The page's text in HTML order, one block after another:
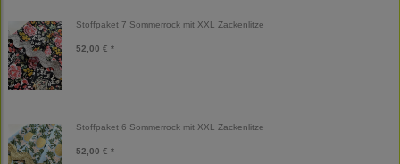
Stoffpaket 7 Sommerrock mit XXL Zackenlitze
52,00 € *
Stoffpaket 6 Sommerrock mit XXL Zackenlitze
52,00 € *